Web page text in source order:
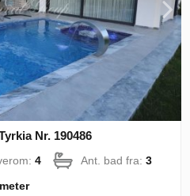
Nr. 190486
4 Ant. bad fra:3